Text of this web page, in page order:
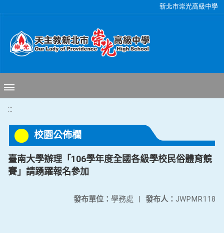
新北市崇光高級中學
:::
校園公佈欄
臺南大學辦理「106學年度全國各級學校民俗體育競
賽」請踴躍報名參加
發布人： JWPMR118
發布單位： 學務處 |